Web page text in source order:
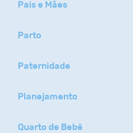
Pais e Mães
Parto
Paternidade
Planejamento
Quarto de Bebê